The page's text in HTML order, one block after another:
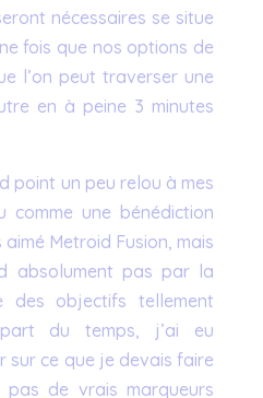
nécessaires se situe
fois que nos options de
l’on peut traverser une
en à peine 3 minutes
point un peu relou à mes
comme une bénédiction
Metroid Fusion, mais
absolument pas par la
des objectifs tellement
du temps, j’ai eu
sur ce que je devais faire
pas de vrais marqueurs